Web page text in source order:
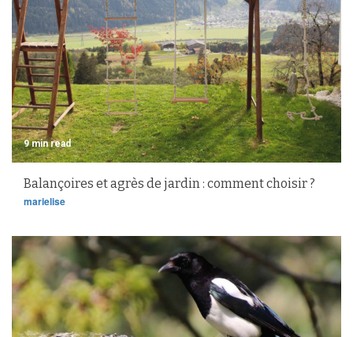
9 min read
Balançoires et agrès de jardin : comment choisir ?
marielise